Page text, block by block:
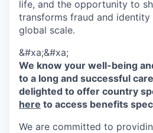
life, and the opportunity to
transforms fraud and
global scale.
&#xa;&#xa;
We know your well-being
to a long and successful
delighted to offer country
here to access benefits
We are committed to